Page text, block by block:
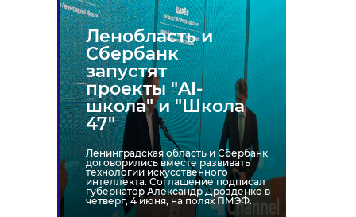
Ленобласть и
Сбербанк
запустят
проекты "AI-
школа" и "Школа
47"
Ленинградская область и Сбербанк
договорились вместе развивать
технологии искусственного
интеллекта. Соглашение подписал
губернатор Александр Дрозденко в
четверг, 4 июня, на полях ПМЭФ.